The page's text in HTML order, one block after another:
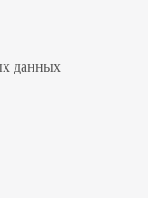
данных